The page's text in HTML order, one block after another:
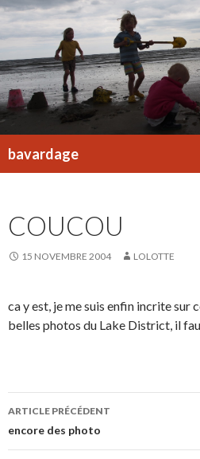
bavardage
COUCOU
15 NOVEMBRE 2004 LOLOTTE
ca y est, je me suis enfin incrite sur
belles photos du Lake District, il
Navigation
des
ARTICLE PRÉCÉDENT
encore des photo